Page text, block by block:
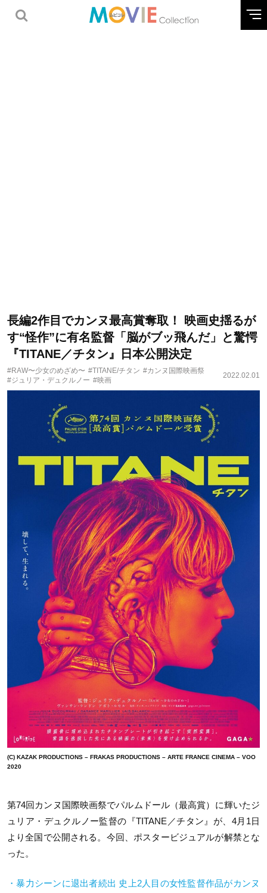
長編2作目でカンヌ最高賞奪取！ 映画史揺るが
す“怪作”に有名監督「脳がブッ飛んだ」と驚愕
『TITANE／チタン』日本公開決定
#RAW〜少女のめざめ〜 #TITANE/チタン #カンヌ国際映画祭
#ジュリア・デュクルノー #映画
2022.02.01
(C) KAZAK PRODUCTIONS – FRAKAS PRODUCTIONS – ARTE FRANCE CINEMA – VOO
2020
第74回カンヌ国際映画祭でパルムドール（最高賞）に輝いたジ
ュリア・デュクルノー監督の『TITANE／チタン』が、 4月 1日
より全国で公開される。今回、ポスタービジュアルが解禁とな
った。
・暴力シーンに退出者続出 史上2人目の女性監督作品がカンヌ